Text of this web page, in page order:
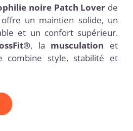
noire Patch Lover de
offre un maintien solide, un
et un confort supérieur.
, la musculation et
combine style, stabilité et